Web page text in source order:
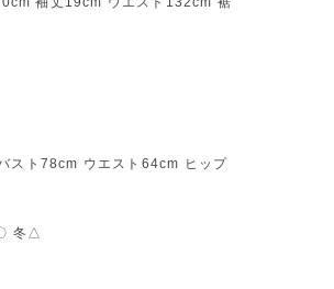
スト78cm ウエスト64cm ヒップ
冬△